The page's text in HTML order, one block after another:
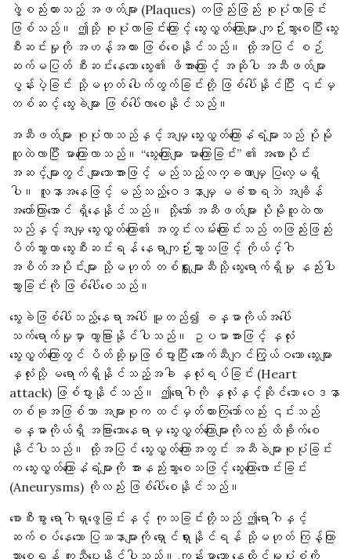
ဖွဲ့စည်းထားသည့် အဖတ်များ (Plaques) တဖြည်းဖြည်း စုပုံလာခြင်း
ဖြစ်သည်။ ဤသို့ စုပုံလာခြင်းကြောင့် သွေးလွှတ်ကြောများ ကျဉ်းသွားစေပြီး သွေး
စီးဆင်းမှုကို အဟန့်အတား ဖြစ်စေနိုင်သည်။ ထို့အပြင် စဉ်
ဆက်မပြတ် စီးဆင်းနေသော သွေး၏ ဖိအားကြောင့် အဆိုပါ အဆီဖတ်များ
ပွန်းပဲ့ခြင်း သို့မဟုတ် ပေါက်ထွက်ခြင်းတို့ ဖြစ်ပေါ်နိုင်ပြီး ၎င်းမှ
တစ်ဆင့် သွေးခဲများ ဖြစ်ပေါ်လာစေနိုင်သည်။
အဆီဖတ်များ စုပုံလာသည်နှင့်အမျှ သွေးလွှတ်ကြောနံရံများသည် ပိုမို
ထူထဲလာပြီး မာကြောလာသည်။ “သွေးကြောများ မာကြောခြင်း” ၏ အစောပိုင်း
အဆင့်များတွင် များသောအားဖြင့် မည်သည့်လက္ခဏာမျှ ပြလေ့မရှိ
ပါ။ လူနာအနေဖြင့် မည်သည့်ဝေဒနာမျှ မခံစားရဘဲ အချိန်
အတော်ကြာအောင် ရှိနေနိုင်သည်။ သို့သော် အဆီဖတ်များ ပိုမိုထူထဲလာ
သည်နှင့်အမျှ သွေးလွှတ်ကြော၏ အတွင်းလမ်းကြောင်းသည် တဖြည်းဖြည်း
ပိတ်သွားကာ သွေးစီးဆင်းရန် နေရာကျဉ်းသွားသဖြင့် ကိုယ်င်္ဂါ
အစိတ်အပိုင်းများ သို့မဟုတ် တစ်ရှူးများဆီသို့ သွေးရောက်ရှိမှု နည်းပါး
သွားခြင်းကို ဖြစ်ပေါ်စေသည်။
သွေးခဲဖြစ်ပေါ်သည့်နေရာအပေါ် မူတည်၍ ခန္ဓာကိုယ်အပေါ်
သက်ရောက်မှုမှာ ကွာခြားနိုင်ပါသည်။ ဥပမာအားဖြင့် နှလုံး
သွေးလွှတ်ကြောတွင် ပိတ်ဆို့မှုဖြစ်ပွားပြီး အောက်ဆီဂျင်ကြွယ်ဝသော သွေးများ
နှလုံးသို့ မရောက်ရှိနိုင်သည့်အခါ နှလုံးရပ်ခြင်း (Heart
attack) ဖြစ်ပွားနိုင်သည်။ ဤရောဂါကို နှလုံးနှင့်ဆိုင်သော ဝေဒနာ
တစ်ခုအဖြစ်သာ အများစုက ထင်မှတ်ထားကြသော်လည်း ၎င်းသည်
ခန္ဓာကိုယ်ရှိ အခြားသောနေရာမှ သွေးလွှတ်ကြောများကိုလည်း ထိခိုက်စေ
နိုင်ပါသည်။ ထို့အပြင် သွေးလွှတ်ကြောအတွင်း အဆီခဲများစုပုံခြင်း
က သွေးလွှတ်ကြောနံရံများကို အားနည်းသွားစေသဖြင့် သွေးကြောဖောင်းခြင်း
(Aneurysms) ကိုလည်း ဖြစ်ပေါ်စေနိုင်သည်။
စောစီးစွာ ရောဂါရှာဖွေခြင်းနှင့် ကုသခြင်းတို့သည် ဤရောဂါနှင့်
ဆက်စပ်နေသော ပြဿနာများကို ရှောင်ရှားနိုင်ရန် သို့မဟုတ် ကြန့်ကြာ